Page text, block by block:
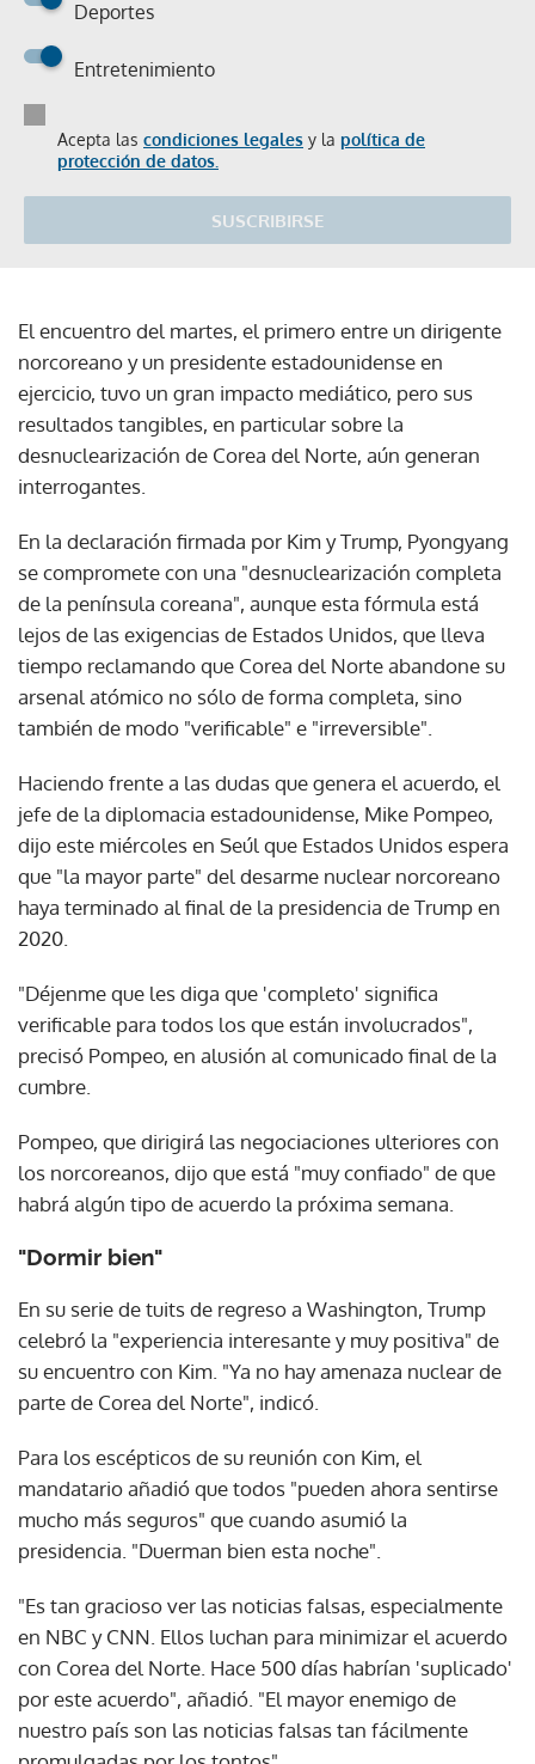
Deportes
Entretenimiento
Acepta las condiciones legales y la política de
protección de datos.
SUSCRIBIRSE
El encuentro del martes, el primero entre un dirigente
norcoreano y un presidente estadounidense en
ejercicio, tuvo un gran impacto mediático, pero sus
resultados tangibles, en particular sobre la
desnuclearización de Corea del Norte, aún generan
interrogantes.
En la declaración firmada por Kim y Trump, Pyongyang
se compromete con una "desnuclearización completa
de la península coreana", aunque esta fórmula está
lejos de las exigencias de Estados Unidos, que lleva
tiempo reclamando que Corea del Norte abandone su
arsenal atómico no sólo de forma completa, sino
también de modo "verificable" e "irreversible".
Haciendo frente a las dudas que genera el acuerdo, el
jefe de la diplomacia estadounidense, Mike Pompeo,
dijo este miércoles en Seúl que Estados Unidos espera
que "la mayor parte" del desarme nuclear norcoreano
haya terminado al final de la presidencia de Trump en
2020.
"Déjenme que les diga que 'completo' significa
verificable para todos los que están involucrados",
precisó Pompeo, en alusión al comunicado final de la
cumbre.
Pompeo, que dirigirá las negociaciones ulteriores con
los norcoreanos, dijo que está "muy confiado" de que
habrá algún tipo de acuerdo la próxima semana.
"Dormir bien"
En su serie de tuits de regreso a Washington, Trump
celebró la "experiencia interesante y muy positiva" de
su encuentro con Kim. "Ya no hay amenaza nuclear de
parte de Corea del Norte", indicó.
Para los escépticos de su reunión con Kim, el
mandatario añadió que todos "pueden ahora sentirse
mucho más seguros" que cuando asumió la
presidencia. "Duerman bien esta noche".
"Es tan gracioso ver las noticias falsas, especialmente
en NBC y CNN. Ellos luchan para minimizar el acuerdo
con Corea del Norte. Hace 500 días habrían 'suplicado'
por este acuerdo", añadió. "El mayor enemigo de
nuestro país son las noticias falsas tan fácilmente